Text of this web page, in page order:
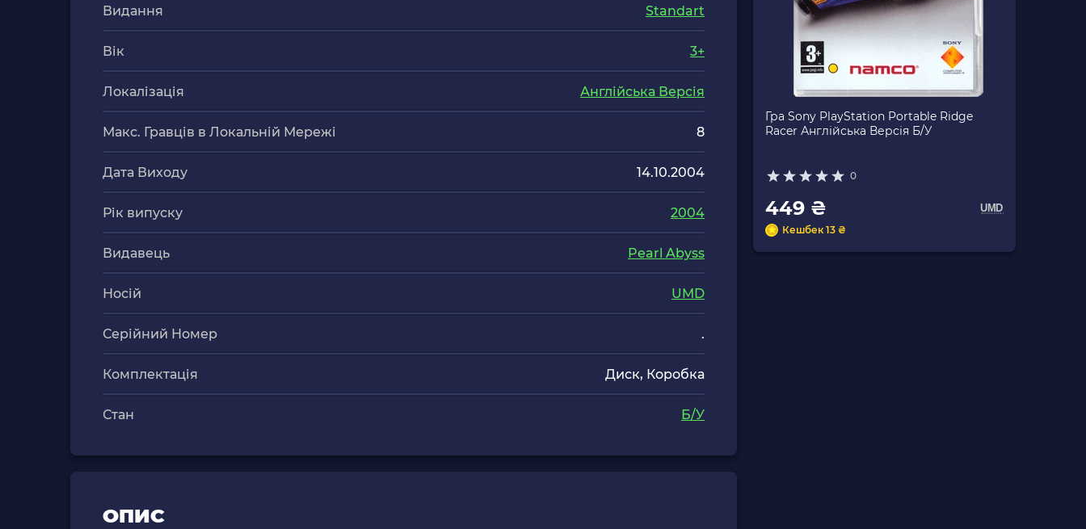
Видання Standart
Вік 3+
Локалізація Англійська Версія
Макс. Гравців в Локальній Мережі 8
Дата Виходу 14.10.2004
Рік випуску 2004
Видавець Pearl Abyss
Носій UMD
Серійний Номер .
Комплектація Диск, Коробка
Стан Б/У
ОПИС
Гра Sony PlayStation Portable Ridge
Racer Англійська Версія Б/У
0
449 ₴
Кешбек 13 ₴